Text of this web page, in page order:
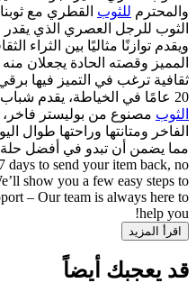
والمحترم للثوب القطري مع
الثوب للرجل العصري الذي يقدر
ويقدم توازنًا مثاليًا بين الثراء
المميز وقصته الحادة يجعلان منه
ثقافية ترغب في التميز فيها
20 عامًا في الخياطة، يقدم شباب اليولة أثوابًا بأعلى المعايير. هذا
الثوب مصنوع من بوليستر فاخر،
الفاخر ومتانتها وراحتها طوال
مما يضمن أن تبدو في أفضل
days to send your item back, no
show you a few easy steps to
– Our team is always here to
help you!
اقرأ المزيد
قد يعجبك أيضاً